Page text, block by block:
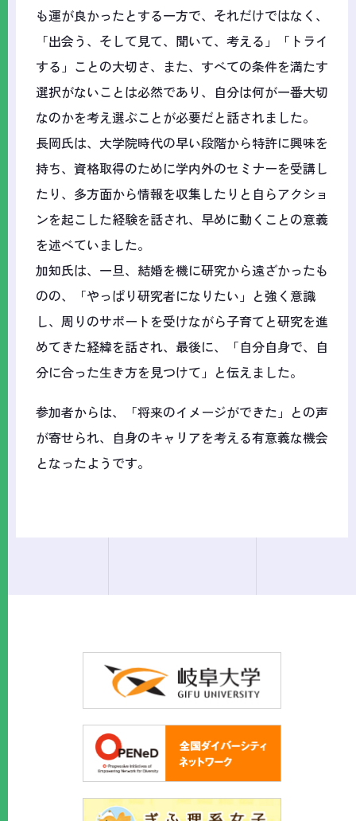
も運が良かったとする一方で、それだけではなく、
「出会う、そして見て、聞いて、考える」「トライ
する」ことの大切さ、また、すべての条件を満たす
選択がないことは必然であり、自分は何が一番大切
なのかを考え選ぶことが必要だと話されました。
長岡氏は、大学院時代の早い段階から特許に興味を
持ち、資格取得のために学内外のセミナーを受講し
たり、多方面から情報を収集したりと自らアクショ
ンを起こした経験を話され、早めに動くことの意義
を述べていました。
加知氏は、一旦、結婚を機に研究から遠ざかったも
のの、「やっぱり研究者になりたい」と強く意識
し、周りのサポートを受けながら子育てと研究を進
めてきた経緯を話され、最後に、「自分自身で、自
分に合った生き方を見つけて」と伝えました。
参加者からは、「将来のイメージができた」との声
が寄せられ、自身のキャリアを考える有意義な機会
となったようです。